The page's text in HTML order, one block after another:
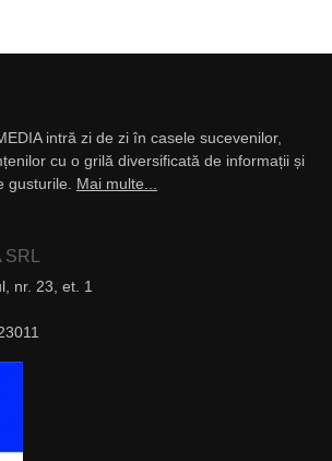
intră zi de zi în casele sucevenilor,
cu o grilă diversificată de informații și
gusturile. Mai multe...
nr. 23, et. 1